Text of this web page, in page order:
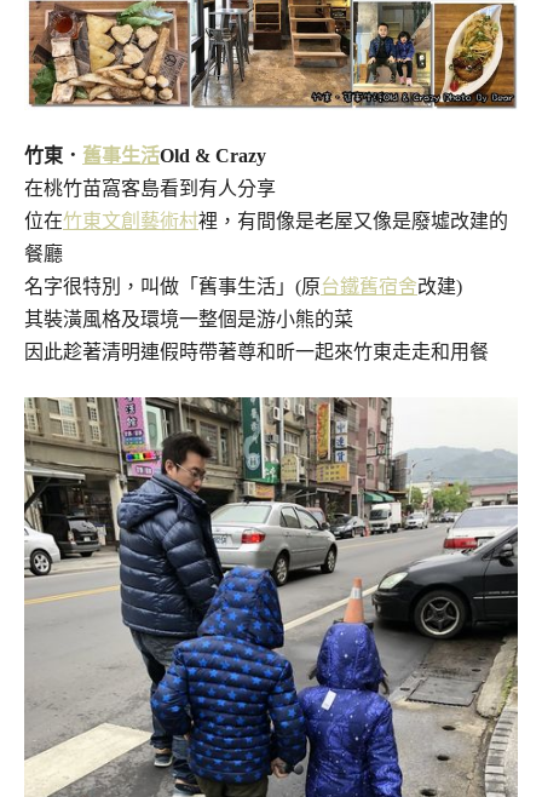
竹東． 舊事生活Old & Crazy
在桃竹苗窩客島看到有人分享
位在竹東文創藝術村裡，有間像是老屋又像是廢墟改建的
餐廳
名字很特別，叫做「舊事生活」(原台鐵舊宿舍改建)
其裝潢風格及環境一整個是游小熊的菜
因此趁著清明連假時帶著尊和昕一起來竹東走走和用餐